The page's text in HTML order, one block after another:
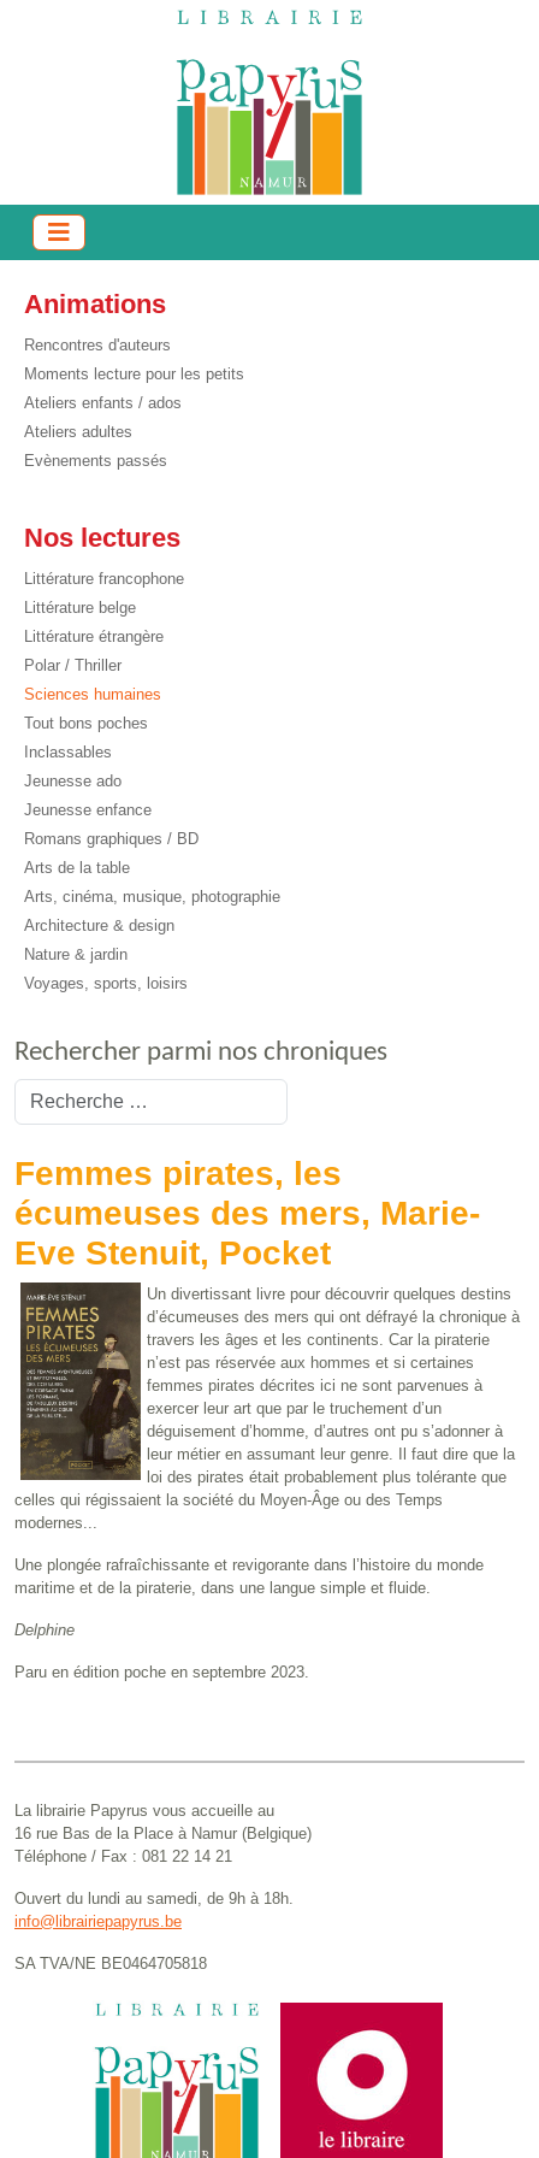
Animations
Rencontres d'auteurs
Moments lecture pour les petits
Ateliers enfants / ados
Ateliers adultes
Evènements passés
Nos lectures
Littérature francophone
Littérature belge
Littérature étrangère
Polar / Thriller
Sciences humaines
Tout bons poches
Inclassables
Jeunesse ado
Jeunesse enfance
Romans graphiques / BD
Arts de la table
Arts, cinéma, musique, photographie
Architecture & design
Nature & jardin
Voyages, sports, loisirs
Rechercher parmi nos chroniques
Valider
Femmes pirates, les
écumeuses des mers, Marie-
Eve Stenuit, Pocket
Un divertissant livre pour découvrir quelques destins
d’écumeuses des mers qui ont défrayé la chronique à
travers les âges et les continents. Car la piraterie
n’est pas réservée aux hommes et si certaines
femmes pirates décrites ici ne sont parvenues à
exercer leur art que par le truchement d’un
déguisement d’homme, d’autres ont pu s’adonner à
leur métier en assumant leur genre. Il faut dire que la
loi des pirates était probablement plus tolérante que
celles qui régissaient la société du Moyen-Âge ou des Temps
modernes...
Une plongée rafraîchissante et revigorante dans l’histoire du monde
maritime et de la piraterie, dans une langue simple et fluide.
Delphine
Paru en édition poche en septembre 2023.
La librairie Papyrus vous accueille au
16 rue Bas de la Place à Namur (Belgique)
Téléphone / Fax : 081 22 14 21
Ouvert du lundi au samedi, de 9h à 18h.
info@librairiepapyrus.be
SA TVA/NE BE0464705818